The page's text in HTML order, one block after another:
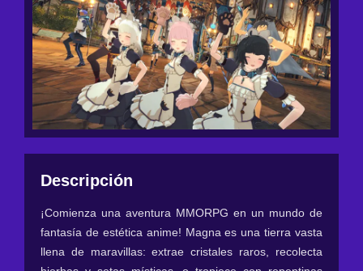
Descripción
¡Comienza una aventura MMORPG en un mundo de
fantasía de estética anime! Magna es una tierra vasta
llena de maravillas: extrae cristales raros, recolecta